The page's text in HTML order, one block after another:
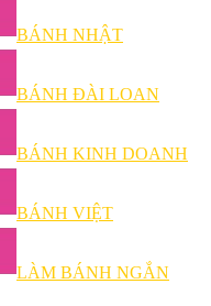
BÁNH NHẬT
BÁNH ĐÀI LOAN
BÁNH KINH DOANH
BÁNH VIỆT
LÀM BÁNH NGẮN